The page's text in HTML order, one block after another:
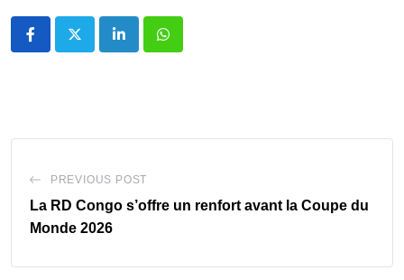
LinkedInWhatsapp
PREVIOUS POST
La RD Congo s’offre un renfort avant la Coupe du
Monde 2026